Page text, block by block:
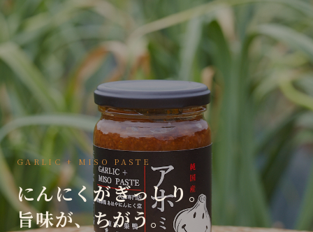
GARLIC + MISO PASTE
にんにくがぎっしり。
旨味が、ちがう。